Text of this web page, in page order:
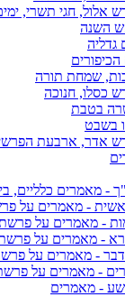
אלול, חגי תשרי,
השנה
גדליה
הכיפורים
שמחת תורה
כסלו, חנוכה
בטבת
בשבט
אדר, ארבעת
- מאמרים כלליים,
- מאמרים על
- מאמרים על
- מאמרים על
- מאמרים על
- מאמרים על
- מאמרים